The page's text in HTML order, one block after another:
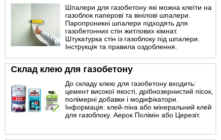
Шпалери для газобетону які можна клеїти на
газоблок паперові та вінілові шпалери.
Паропроникні шпалери підходять для
газобетонних стін житлових кімнат.
Штукатурка стін із газоблоку під шпалери.
Інструкція та правила оздоблення.
Склад клею для газобетону
До складу клею для газобетону входить:
цемент високої якості, дрібнозернистий пісок,
полімерні добавки і модифікатори.
Інформація: клей-піна або мінеральний клей
для газоблоку. Аерок Полімін або Церезіт.